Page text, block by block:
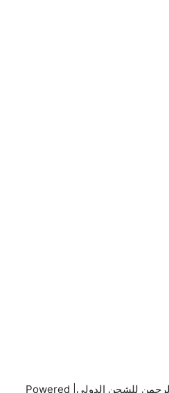
Copyright © 2026 عباد الرحمن للشحن الدولي| Powered